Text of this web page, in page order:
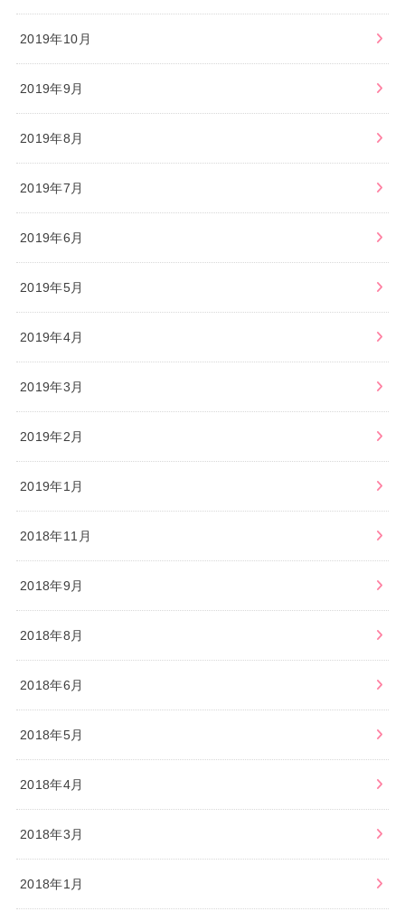
2019年10月
2019年9月
2019年8月
2019年7月
2019年6月
2019年5月
2019年4月
2019年3月
2019年2月
2019年1月
2018年11月
2018年9月
2018年8月
2018年6月
2018年5月
2018年4月
2018年3月
2018年1月